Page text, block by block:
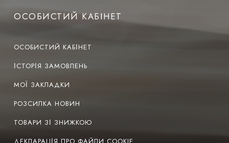
ОСОБИСТИЙ КАБІНЕТ
ОСОБИСТИЙ КАБІНЕТ
ІСТОРІЯ ЗАМОВЛЕНЬ
МОЇ ЗАКЛАДКИ
РОЗСИЛКА НОВИН
ТОВАРИ ЗІ ЗНИЖКОЮ